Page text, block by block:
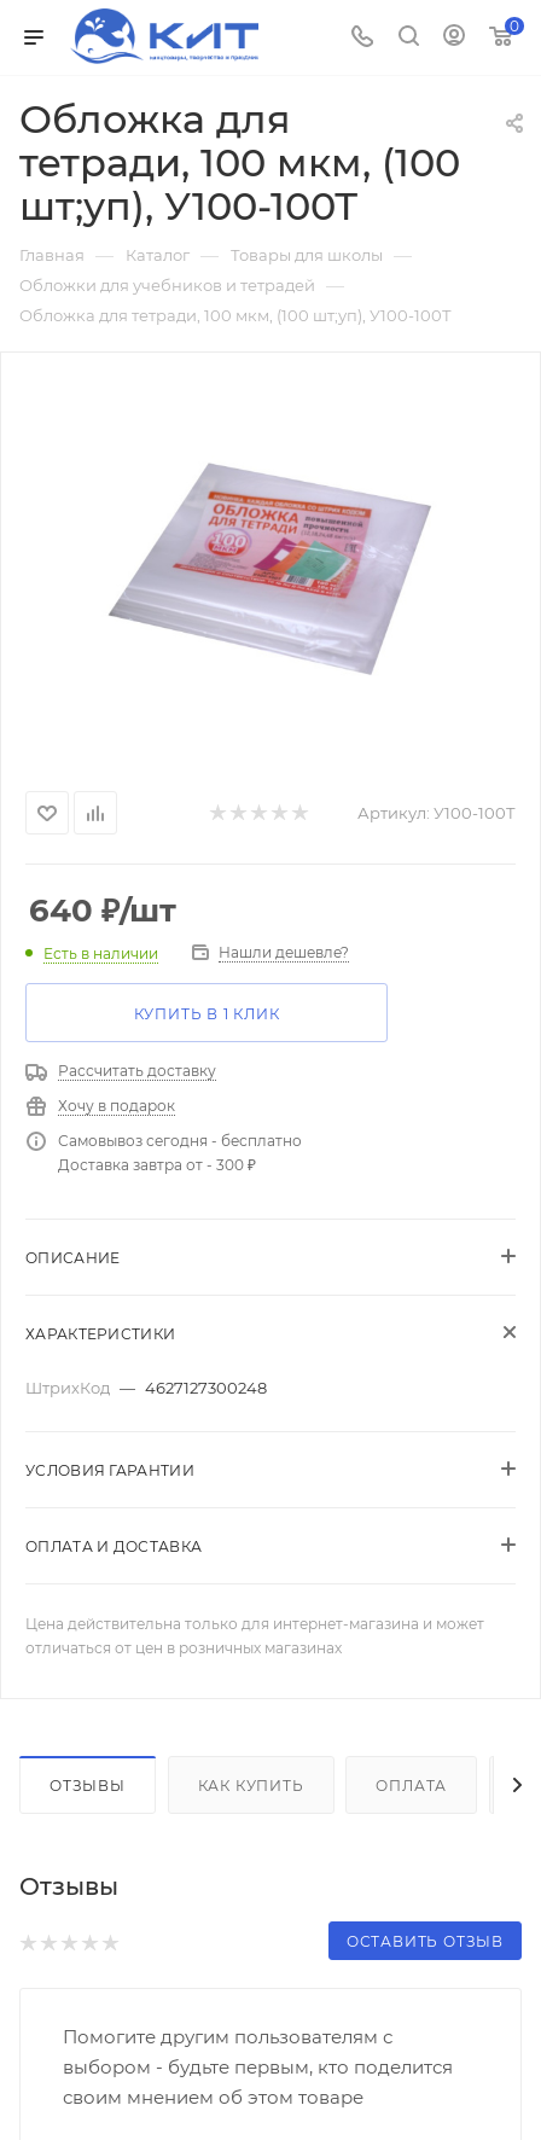
0
Обложка для
тетради, 100 мкм, (100
шт;уп), У100-100Т
Главная — Каталог — Товары для школы —
Обложки для учебников и тетрадей —
Обложка для тетради, 100 мкм, (100 шт;уп), У100-100Т
Артикул: У100-100Т
640 ₽/шт
Есть в наличии Нашли дешевле?
КУПИТЬ В 1 КЛИК
Рассчитать доставку
Хочу в подарок
Самовывоз сегодня - бесплатно
Доставка завтра от - 300 ₽
ОПИСАНИЕ
ХАРАКТЕРИСТИКИ
ШтрихКод — 4627127300248
УСЛОВИЯ ГАРАНТИИ
ОПЛАТА И ДОСТАВКА
Цена действительна только для интернет-магазина и может
отличаться от цен в розничных магазинах
ОТЗЫВЫ КАК КУПИТЬ ОПЛАТА
Отзывы
ОСТАВИТЬ ОТЗЫВ
Помогите другим пользователям с
выбором - будьте первым, кто поделится
своим мнением об этом товаре